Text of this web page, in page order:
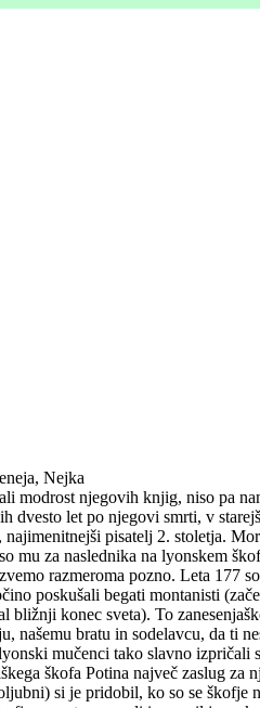
Nejka
modrost njegovih knjig, niso pa
dvesto let po njegovi smrti, v
, najimenitnejši pisatelj 2. stoletja.
mu za naslednika na lyonskem
razmeroma pozno. Leta 177
poskušali begati montanisti
konec sveta). To
našemu bratu in sodelavcu, da ti
mučenci tako slavno
škofa Potina največ zaslug za
si je pridobil, ko so se